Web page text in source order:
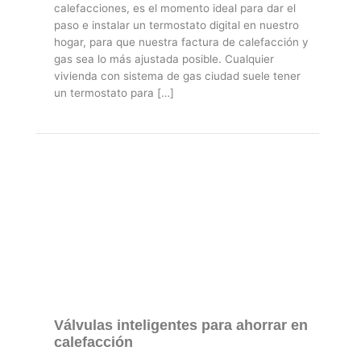
calefacciones, es el momento ideal para dar el
paso e instalar un termostato digital en nuestro
hogar, para que nuestra factura de calefacción y
gas sea lo más ajustada posible. Cualquier
vivienda con sistema de gas ciudad suele tener
un termostato para […]
Válvulas inteligentes para ahorrar en
calefacción